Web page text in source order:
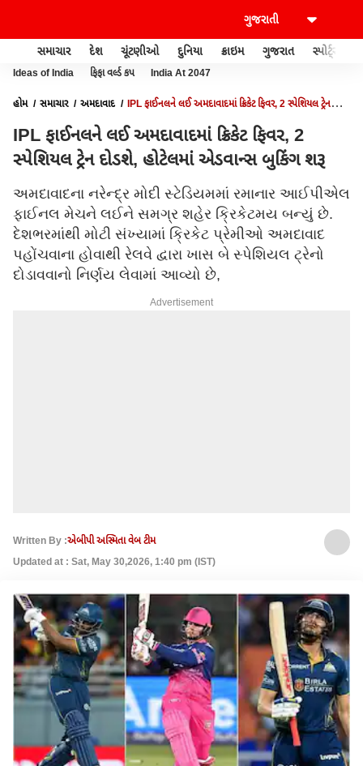
સમાચાર દેશ ચૂંટણીઓ દુનિયા ક્રાઇમ ગુજરાત સ્પોર્ટ્સ
Ideas of India ફિફા વર્લ્ડ કપ India At 2047
હોમ સમાચાર અમદાવાદ
IPL ફાઈનલને લઈ અમદાવાદમાં ક્રિકેટ ફિવર, 2 સ્પેશિયલ ટ્રેન
IPL ફાઈનલને લઈ અમદાવાદમાં ક્રિકેટ ફિવર, 2
સ્પેશિયલ ટ્રેન દોડશે, હોટેલમાં એડવાન્સ બુકિંગ શરૂ
અમદાવાદના નરેન્દ્ર મોદી સ્ટેડિયમમાં રમાનાર આઈપીએલ
ફાઈનલ મેચને લઈને સમગ્ર શહેર ક્રિકેટમય બન્યું છે.
દેશભરમાંથી મોટી સંખ્યામાં ક્રિકેટ પ્રેમીઓ અમદાવાદ
પહોંચવાના હોવાથી રેલવે દ્વારા ખાસ બે સ્પેશિયલ ટ્રેનો
દોડાવવાનો નિર્ણય લેવામાં આવ્યો છે,
Advertisement
Written By :એબીપી અસ્મિતા વેબ ટીમ
Updated at : Sat, May 30,2026, 1:40 pm (IST)